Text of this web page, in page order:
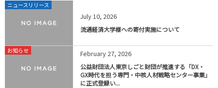
ニュースリリース
July10, 2026
流通経済大学様への寄付実施について
お知らせ February27, 2026
公益財団法人東京しごと財団が推進する「DX・
GX時代を担う専門・中核人材戦略センター事業」
に正式登録い...